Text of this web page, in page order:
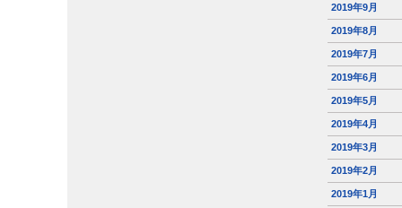
2019年9月
2019年8月
2019年7月
2019年6月
2019年5月
2019年4月
2019年3月
2019年2月
2019年1月